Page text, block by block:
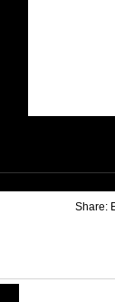
Share: